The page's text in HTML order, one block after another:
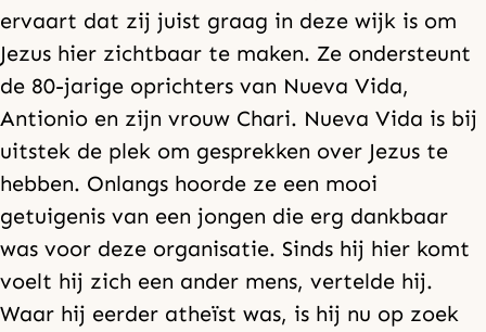
ervaart dat zij juist graag in deze wijk is om
Jezus hier zichtbaar te maken. Ze ondersteunt
de 80-jarige oprichters van Nueva Vida,
Antionio en zijn vrouw Chari. Nueva Vida is bij
uitstek de plek om gesprekken over Jezus te
hebben. Onlangs hoorde ze een mooi
getuigenis van een jongen die erg dankbaar
was voor deze organisatie. Sinds hij hier komt
voelt hij zich een ander mens, vertelde hij.
Waar hij eerder atheïst was, is hij nu op zoek